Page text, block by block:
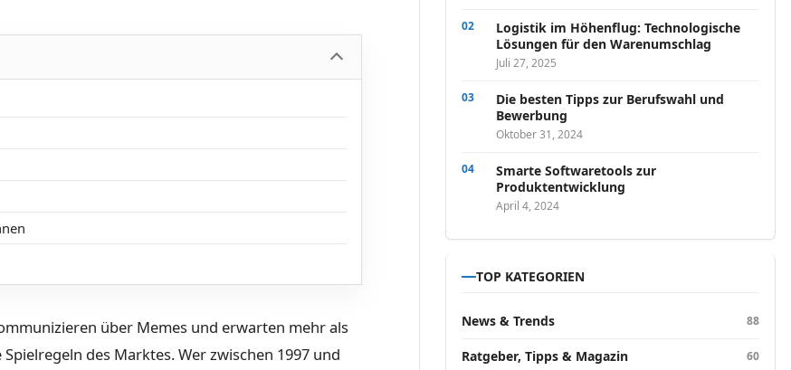
über Memes und erwarten mehr als
des Marktes. Wer zwischen 1997 und
Logistik im Höhenflug: Technologische
Lösungen für den Warenumschlag
Juli 27, 2025
Die besten Tipps zur Berufswahl und
Bewerbung
Oktober 31, 2024
Smarte Softwaretools zur
Produktentwicklung
April 4, 2024
TOP KATEGORIEN
News & Trends 88
Ratgeber, Tipps & Magazin 60